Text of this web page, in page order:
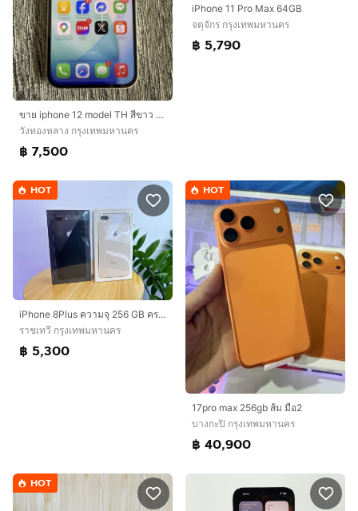
ขาย iphone 12 model TH สีขาว 128GB เดิมๆสภาพขาว ใส สวยมาก
วังทองหลาง กรุงเทพมหานคร
฿ 7,500
iPhone 11 Pro Max 64GB
จตุจักร กรุงเทพมหานคร
฿ 5,790
HOT
iPhone 8Plus ความจุ 256 GB ครบทุกสี เครื่องใหม่
ราชเทวี กรุงเทพมหานคร
฿ 5,300
HOT
17pro max 256gb ส้ม มือ2
บางกะปิ กรุงเทพมหานคร
฿ 40,900
HOT